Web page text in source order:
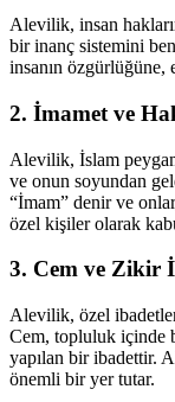
Alevilik, insan
bir inanç sistemini
insanın özgürlüğüne,
2. İmamet ve
Alevilik, İslam
ve onun soyundan
“İmam” denir ve
özel kişiler olarak
3. Cem ve Zikir
Alevilik, özel
Cem, topluluk içinde
yapılan bir ibadettir.
önemli bir yer tutar.